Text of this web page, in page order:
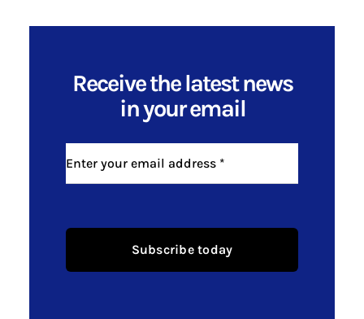
Receive the latest news
in your email
Subscribe today